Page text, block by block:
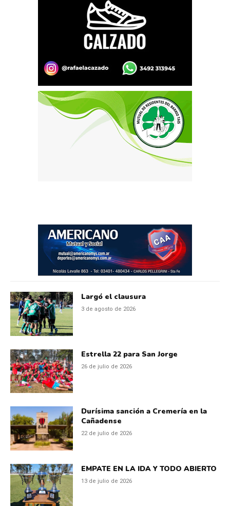
Largó el clausura
3 de agosto de 2026
Estrella 22 para San Jorge
26 de julio de 2026
Durísima sanción a Cremería en la
Cañadense
22 de julio de 2026
EMPATE EN LA IDA Y TODO ABIERTO
13 de julio de 2026